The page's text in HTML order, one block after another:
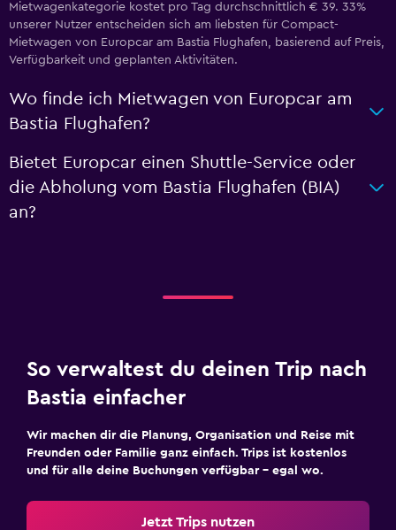
Mietwagenkategorie kostet pro Tag durchschnittlich € 39. 33%
unserer Nutzer entscheiden sich am liebsten für Compact-
Mietwagen von Europcar am Bastia Flughafen, basierend auf Preis,
Verfügbarkeit und geplanten Aktivitäten.
Wo finde ich Mietwagen von Europcar am
Bastia Flughafen?
Bietet Europcar einen Shuttle-Service oder
die Abholung vom Bastia Flughafen (BIA)
an?
So verwaltest du deinen Trip nach
Bastia einfacher
Wir machen dir die Planung, Organisation und Reise mit
Freunden oder Familie ganz einfach. Trips ist kostenlos
und für alle deine Buchungen verfügbar – egal wo.
Jetzt Trips nutzen